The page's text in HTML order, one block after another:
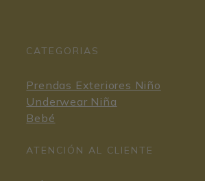
CATEGORIAS
Prendas Exteriores Niño
Underwear Niña
Bebé
ATENCIÓN AL CLIENTE